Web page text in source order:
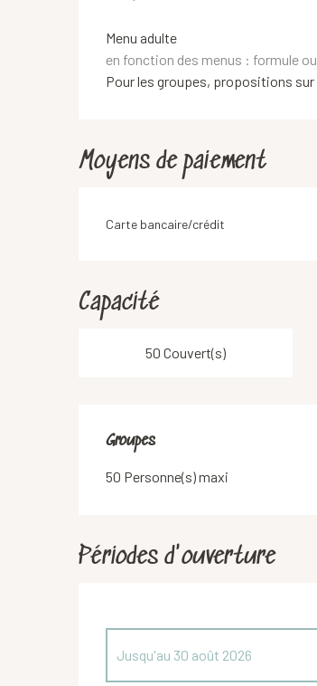
Menu adulte
en fonction des menus : formule
Pour les groupes, propositions sur
Moyens de paiement
Carte bancaire/crédit
Capacité
50 Couvert(s)
Groupes
Groupes
50 Personne(s) maxi
Périodes d'ouverture
Jusqu'au 30 août 2026